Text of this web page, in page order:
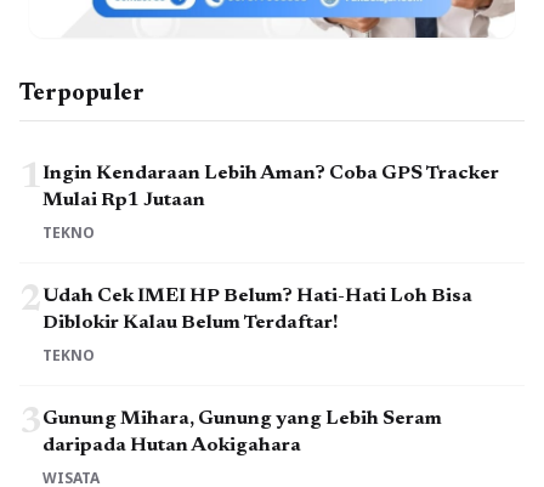
Terpopuler
1Ingin Kendaraan Lebih Aman? Coba GPS Tracker
Mulai Rp1 Jutaan
TEKNO
2Udah Cek IMEI HP Belum? Hati-Hati Loh Bisa
Diblokir Kalau Belum Terdaftar!
TEKNO
3Gunung Mihara, Gunung yang Lebih Seram
daripada Hutan Aokigahara
WISATA